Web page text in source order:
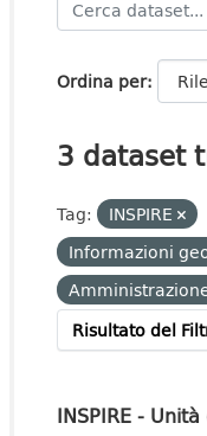
Ordina per
3 dataset
Tag: INSPIRE
Informazioni
Risultato del
INSPIRE -